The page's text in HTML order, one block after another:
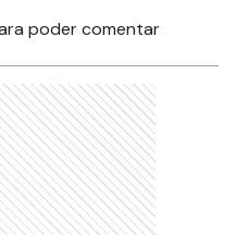
poder comentar